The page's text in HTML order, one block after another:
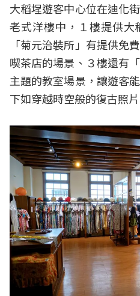
大稻埕遊客中心位在迪化
老式洋樓中，１樓提供大
「菊元治裝所」有提供免
喫茶店的場景、３樓還有
主題的教室場景，讓遊客
下如穿越時空般的復古照片